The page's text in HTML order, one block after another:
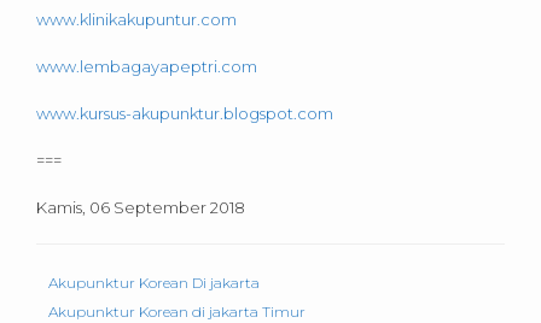
www.klinikakupuntur.com
www.lembagayapeptri.com
www.kursus-akupunktur.blogspot.com
===
Kamis, 06 September 2018
Akupunktur Korean Di jakarta
Akupunktur Korean di jakarta Timur